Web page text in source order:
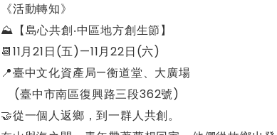
《活動轉知》
⛰【島心共創‧中區地方創生節】
📆11月21日(五)—11月22日(六)
📍臺中文化資產局—衡道堂、大廣場
(臺中市南區復興路三段362號)
🤝從一個人返鄉，到一群人共創。